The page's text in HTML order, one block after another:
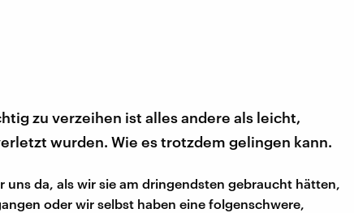
zu verzeihen ist alles andere als leicht,
wurden. Wie es trotzdem gelingen kann.
uns da, als wir sie am dringendsten gebraucht hätten,
oder wir selbst haben eine folgenschwere,